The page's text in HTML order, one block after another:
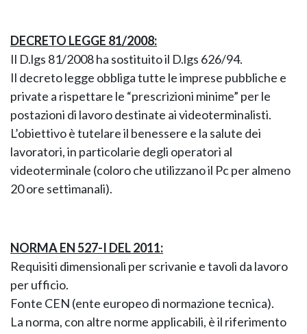
DECRETO LEGGE 81/2008:
Il D.lgs 81/2008 ha sostituito il D.lgs 626/94.
Il decreto legge obbliga tutte le imprese pubbliche e
private a rispettare le “prescrizioni minime” per le
postazioni di lavoro destinate ai videoterminalisti.
L’obiettivo è tutelare il benessere e la salute dei
lavoratori, in particolarie degli operatori al
videoterminale (coloro che utilizzano il Pc per almeno
20 ore settimanali).
NORMA EN 527-I DEL 2011:
Requisiti dimensionali per scrivanie e tavoli da lavoro
per ufficio.
Fonte CEN (ente europeo di normazione tecnica).
La norma, con altre norme applicabili, è il riferimento